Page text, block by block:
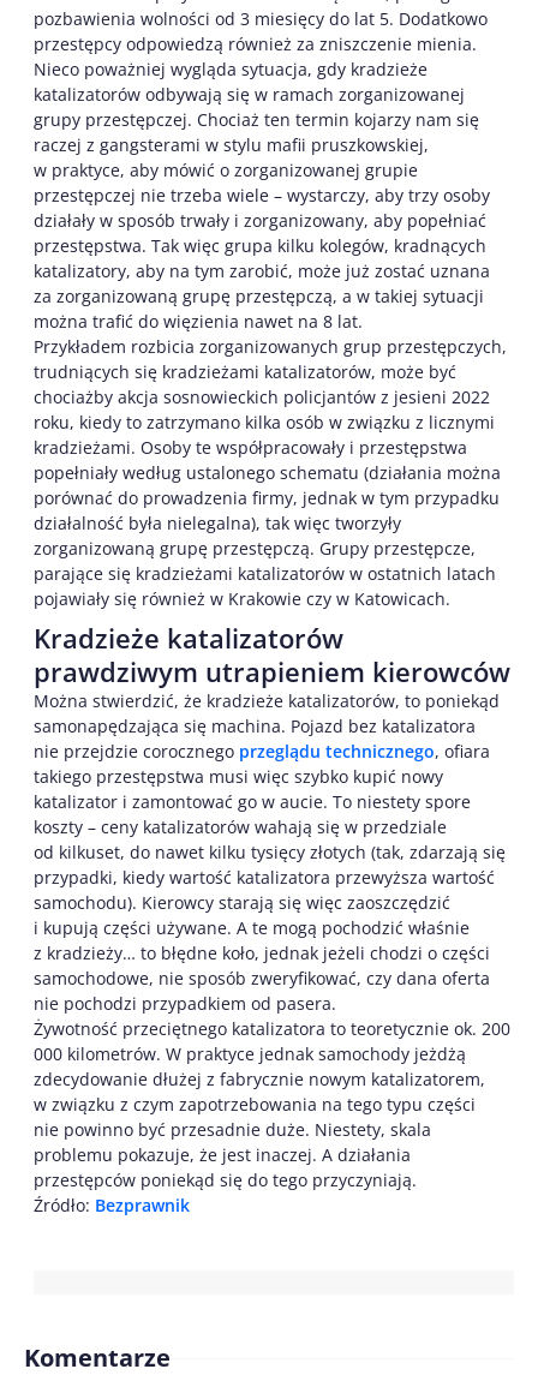
pozbawienia wolności od 3 miesięcy do lat 5. Dodatkowo
przestępcy odpowiedzą również za zniszczenie mienia.
Nieco poważniej wygląda sytuacja, gdy kradzieże
katalizatorów odbywają się w ramach zorganizowanej
grupy przestępczej. Chociaż ten termin kojarzy nam się
raczej z gangsterami w stylu mafii pruszkowskiej,
w praktyce, aby mówić o zorganizowanej grupie
przestępczej nie trzeba wiele – wystarczy, aby trzy osoby
działały w sposób trwały i zorganizowany, aby popełniać
przestępstwa. Tak więc grupa kilku kolegów, kradnących
katalizatory, aby na tym zarobić, może już zostać uznana
za zorganizowaną grupę przestępczą, a w takiej sytuacji
można trafić do więzienia nawet na 8 lat.
Przykładem rozbicia zorganizowanych grup przestępczych,
trudniących się kradzieżami katalizatorów, może być
chociażby akcja sosnowieckich policjantów z jesieni 2022
roku, kiedy to zatrzymano kilka osób w związku z licznymi
kradzieżami. Osoby te współpracowały i przestępstwa
popełniały według ustalonego schematu (działania można
porównać do prowadzenia firmy, jednak w tym przypadku
działalność była nielegalna), tak więc tworzyły
zorganizowaną grupę przestępczą. Grupy przestępcze,
parające się kradzieżami katalizatorów w ostatnich latach
pojawiały się również w Krakowie czy w Katowicach.
Kradzieże katalizatorów
prawdziwym utrapieniem kierowców
Można stwierdzić, że kradzieże katalizatorów, to poniekąd
samonapędzająca się machina. Pojazd bez katalizatora
nie przejdzie corocznego przeglądu technicznego, ofiara
takiego przestępstwa musi więc szybko kupić nowy
katalizator i zamontować go w aucie. To niestety spore
koszty – ceny katalizatorów wahają się w przedziale
od kilkuset, do nawet kilku tysięcy złotych (tak, zdarzają się
przypadki, kiedy wartość katalizatora przewyższa wartość
samochodu). Kierowcy starają się więc zaoszczędzić
i kupują części używane. A te mogą pochodzić właśnie
z kradzieży… to błędne koło, jednak jeżeli chodzi o części
samochodowe, nie sposób zweryfikować, czy dana oferta
nie pochodzi przypadkiem od pasera.
Żywotność przeciętnego katalizatora to teoretycznie ok. 200
000 kilometrów. W praktyce jednak samochody jeżdżą
zdecydowanie dłużej z fabrycznie nowym katalizatorem,
w związku z czym zapotrzebowania na tego typu części
nie powinno być przesadnie duże. Niestety, skala
problemu pokazuje, że jest inaczej. A działania
przestępców poniekąd się do tego przyczyniają.
Źródło: Bezprawnik
Komentarze